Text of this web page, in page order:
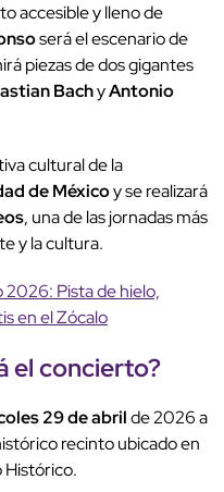
accesible y lleno de
será el escenario de
piezas de dos gigantes
BachyAntonio
cultural de la
de Méxicoy se realizará
, una de las jornadas más
y la cultura.
2026: Pista de hielo,
en el Zócalo
elconcierto?
29 de abrilde 2026 a
recinto ubicado en
Histórico.